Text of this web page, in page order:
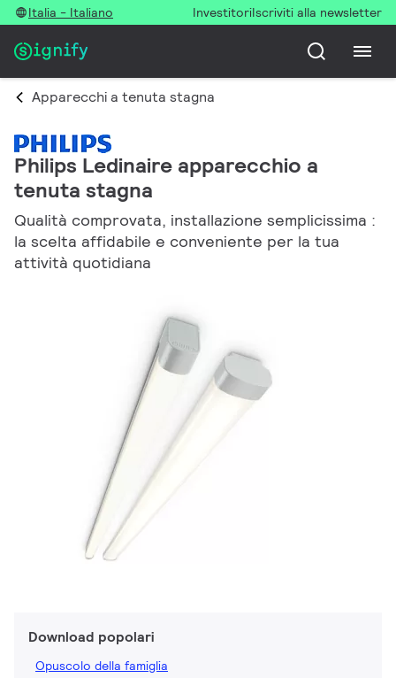
Italia - Italiano InvestitoriIscriviti alla newsletter
Apparecchi a tenuta stagna
Philips Ledinaire apparecchio a
tenuta stagna
Qualità comprovata, installazione semplicissima :
la scelta affidabile e conveniente per la tua
attività quotidiana
Download popolari
Opuscolo della famiglia